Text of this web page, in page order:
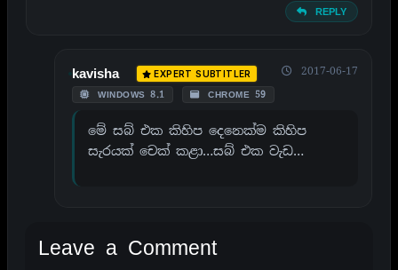
REPLY
kavisha EXPERT SUBTITLER
WINDOWS 8.1 CHROME 59
2017-06-17
මේ සබ් එක කිහිප දෙනෙක්ම කිහිප
සැරයක් චෙක් කළා…සබ් එක වැඩ…
Leave a Comment